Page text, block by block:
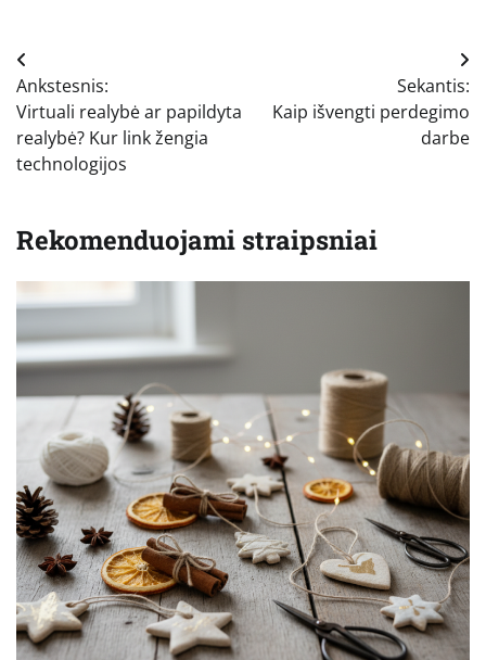
Navigacija
tarp
įrašų
Ankstesnis:
Virtuali realybė ar papildyta
realybė? Kur link žengia
technologijos
Sekantis:
Kaip išvengti perdegimo
darbe
Rekomenduojami straipsniai